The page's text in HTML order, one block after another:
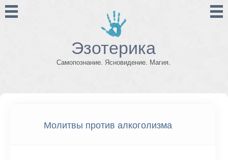
Эзотерика
Самопознание. Ясновидение. Магия.
Молитвы против алкоголизма